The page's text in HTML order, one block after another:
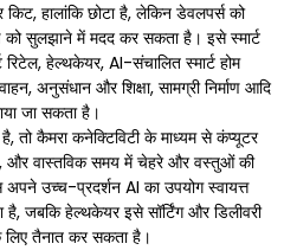
हालांकि छोटा है, लेकिन डेवलपर्स को
को सुलझाने में मदद कर सकता है। इसे स्मार्ट
रिटेल, हेल्थकेयर, AI-संचालित स्मार्ट होम
अनुसंधान और शिक्षा, सामग्री निर्माण आदि
जा सकता है।
है, तो कैमरा कनेक्टिविटी के माध्यम से कंप्यूटर
और वास्तविक समय में चेहरे और वस्तुओं की
उच्च-प्रदर्शन AI का उपयोग स्वायत्त
है, जबकि हेल्थकेयर इसे सॉर्टिंग और डिलीवरी
तैनात कर सकता है।